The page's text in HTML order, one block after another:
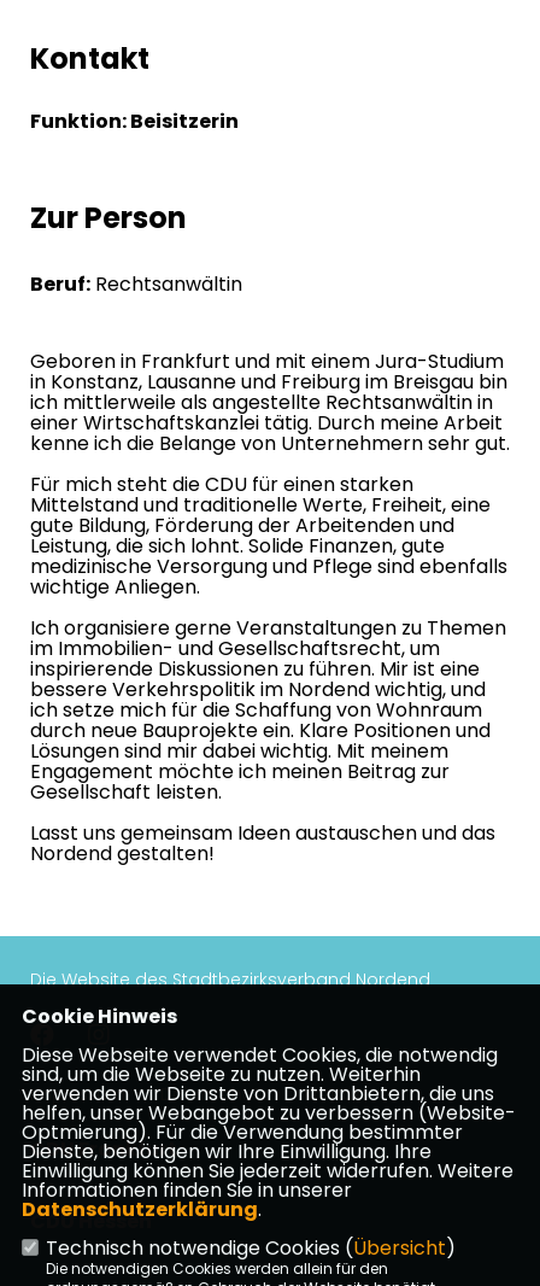
Kontakt
Funktion: Beisitzerin
Zur Person
Beruf: Rechtsanwältin
Geboren in Frankfurt und mit einem Jura-Studium
in Konstanz, Lausanne und Freiburg im Breisgau bin
ich mittlerweile als angestellte Rechtsanwältin in
einer Wirtschaftskanzlei tätig. Durch meine Arbeit
kenne ich die Belange von Unternehmern sehr gut.
Für mich steht die CDU für einen starken
Mittelstand und traditionelle Werte, Freiheit, eine
gute Bildung, Förderung der Arbeitenden und
Leistung, die sich lohnt. Solide Finanzen, gute
medizinische Versorgung und Pflege sind ebenfalls
wichtige Anliegen.
Ich organisiere gerne Veranstaltungen zu Themen
im Immobilien- und Gesellschaftsrecht, um
inspirierende Diskussionen zu führen. Mir ist eine
bessere Verkehrspolitik im Nordend wichtig, und
ich setze mich für die Schaffung von Wohnraum
durch neue Bauprojekte ein. Klare Positionen und
Lösungen sind mir dabei wichtig. Mit meinem
Engagement möchte ich meinen Beitrag zur
Gesellschaft leisten.
Lasst uns gemeinsam Ideen austauschen und das
Nordend gestalten!
Die Website des Stadtbezirksverband Nordend
Impressum Datenschutz Kontakt
CDU Frankfurt
CDU Hessen
Cookie Hinweis
Diese Webseite verwendet Cookies, die notwendig
sind, um die Webseite zu nutzen. Weiterhin
verwenden wir Dienste von Drittanbietern, die uns
helfen, unser Webangebot zu verbessern (Website-
Optmierung). Für die Verwendung bestimmter
Dienste, benötigen wir Ihre Einwilligung. Ihre
Einwilligung können Sie jederzeit widerrufen. Weitere
Informationen finden Sie in unserer
Datenschutzerklärung.
Technisch notwendige Cookies (Übersicht)
Die notwendigen Cookies werden allein für den